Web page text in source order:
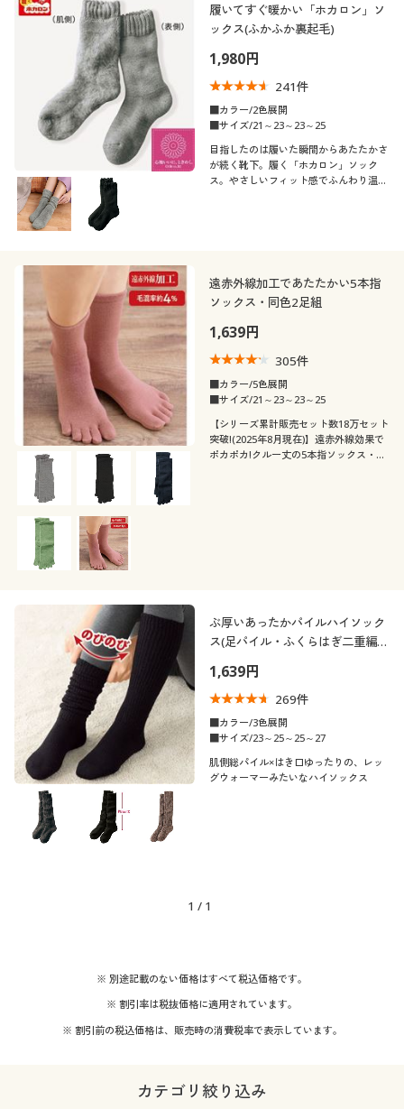
履いてすぐ暖かい「ホカロン」ソ
ックス(ふかふか裏起毛)
1,980円
241件
■カラー/2色展開
■サイズ/21～23～23～25
目指したのは履いた瞬間からあたたかさ
が続く靴下。履く「ホカロン」ソック
ス。やさしいフィット感でふんわり温め
遠赤外線加工であたたかい5本指
ソックス・同色2足組
1,639円
305件
■カラー/5色展開
■サイズ/21～23～23～25
【シリーズ累計販売セット数18万セット
突破!(2025年8月現在)】遠赤外線効果で
ポカポカ!クルー丈の5本指ソックス・同
ぶ厚いあったかパイルハイソック
ス(足パイル・ふくらはぎ二重編
1,639円
269件
■カラー/3色展開
■サイズ/23～25～25～27
肌側総パイル×はき口ゆったりの、レッ
グウォーマーみたいなハイソックス
1 / 1
※ 別途記載のない価格はすべて税込価格です。
※ 割引率は税抜価格に適用されています。
※ 割引前の税込価格は、販売時の消費税率で表示しています。
カテゴリ絞り込み